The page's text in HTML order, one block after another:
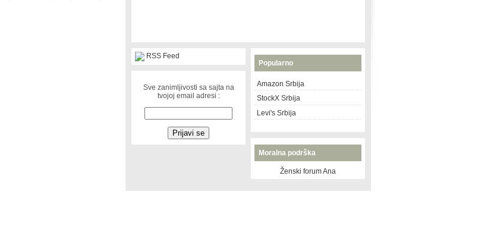
RSS Feed
Sve zanimljivosti sa sajta na
tvojoj email adresi :
Popularno
Amazon Srbija
StockX Srbija
Levi's Srbija
Moralna podrška
Ženski forum Ana